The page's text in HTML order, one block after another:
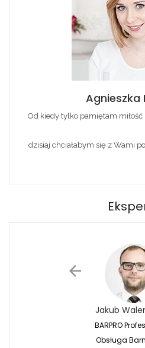
Agnieszka
Od kiedy tylko pamiętam miłość
dzisiaj chciałabym się z Wami
Jakub
BARPRO
Obsługa